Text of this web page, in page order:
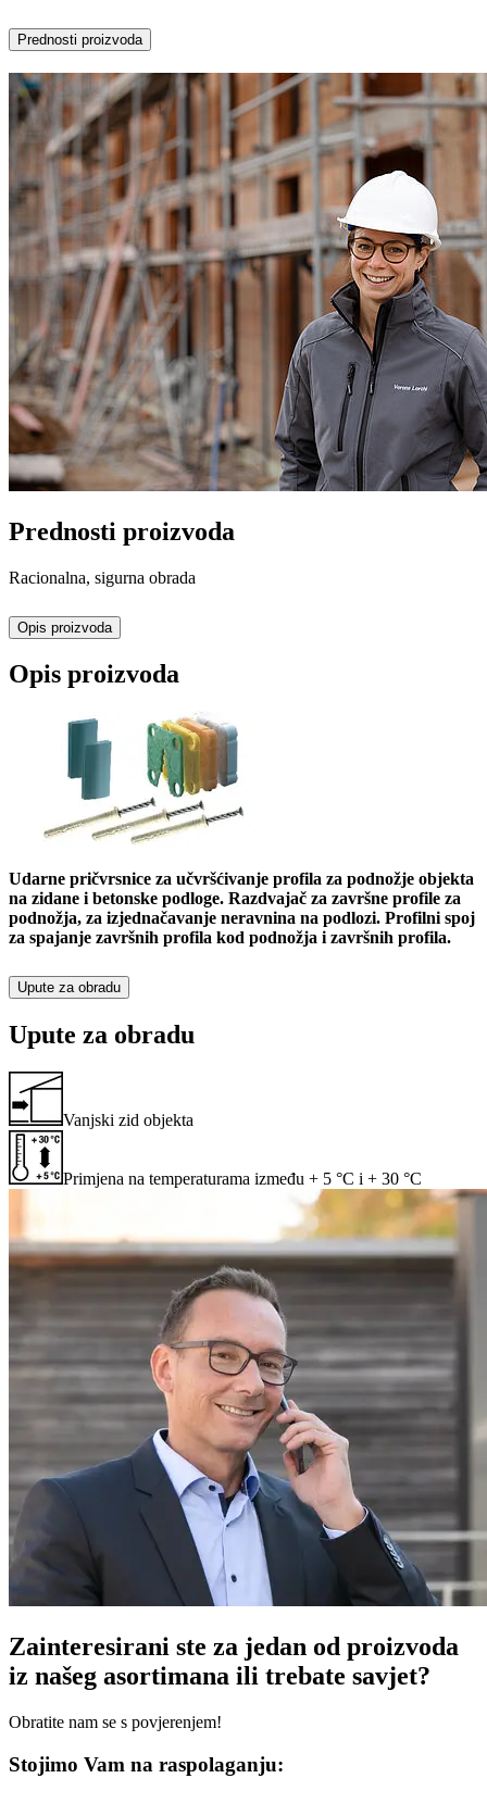
Prednosti proizvoda
Prednosti proizvoda
Racionalna, sigurna obrada
Opis proizvoda
Opis proizvoda
Udarne pričvrsnice za učvršćivanje profila za podnožje objekta
na zidane i betonske podloge. Razdvajač za završne profile za
podnožja, za izjednačavanje neravnina na podlozi. Profilni spoj
za spajanje završnih profila kod podnožja i završnih profila.
Upute za obradu
Upute za obradu
Vanjski zid objekta
Primjena na temperaturama između + 5 °C i + 30 °C
Zainteresirani ste za jedan od proizvoda
iz našeg asortimana ili trebate savjet?
Obratite nam se s povjerenjem!
Stojimo Vam na raspolaganju: